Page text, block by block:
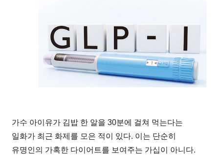
가수 아이유가 김밥 한 알을 30분에 걸쳐 먹는다는
일화가 최근 화제를 모은 적이 있다. 이는 단순히
유명인의 가혹한 다이어트를 보여주는 가십이 아니다.